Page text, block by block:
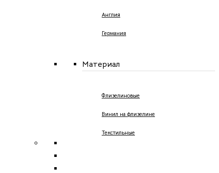
Англия
Германия
Материал
Флизелиновые
Винил на флизелине
Текстильные